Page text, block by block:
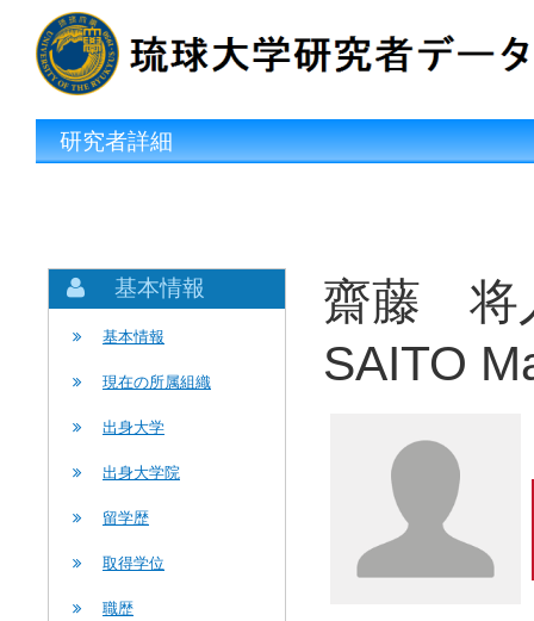
研究者詳細
基本情報
基本情報
現在の所属組織
出身大学
出身大学院
留学歴
取得学位
職歴
齋藤 将
SAITO